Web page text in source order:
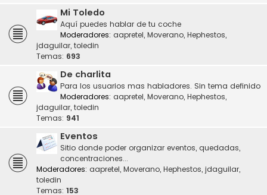
Mi Toledo
Aquí puedes hablar de tu coche
Moderadores: aapretel, Moverano, Hephestos,
jdaguilar, toledin
Temas: 693
De charlita
Para los usuarios mas habladores. Sin tema definido
Moderadores: aapretel, Moverano, Hephestos,
jdaguilar, toledin
Temas: 941
Eventos
Sitio donde poder organizar eventos, quedadas,
concentraciones...
Moderadores: aapretel, Moverano, Hephestos, jdaguilar,
toledin
Temas: 153